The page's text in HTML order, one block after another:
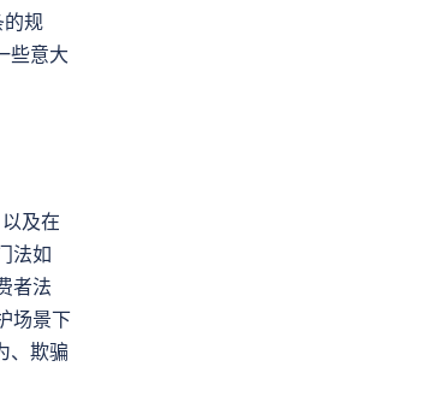
的规
些意大
及在
法如
者法
场景下
、欺骗